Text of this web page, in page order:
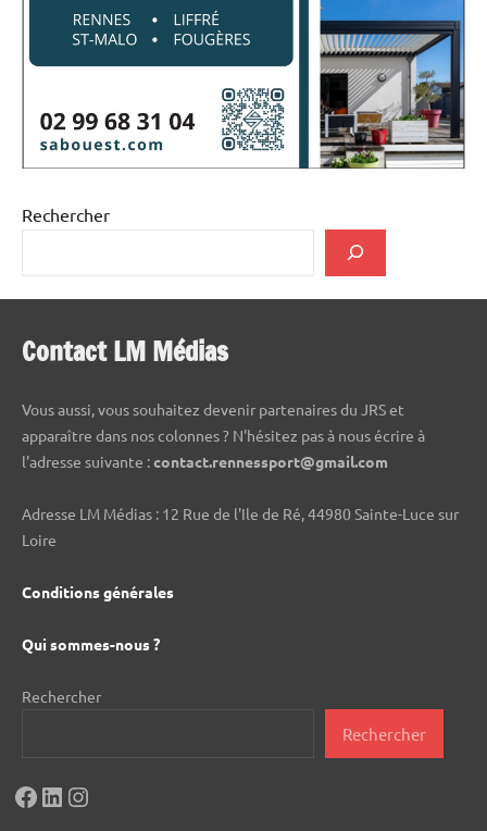
Rechercher
Contact LM Médias
Vous aussi, vous souhaitez devenir partenaires du JRS et
apparaître dans nos colonnes ? N'hésitez pas à nous écrire à
l'adresse suivante :contact.rennessport@gmail.com
Adresse LM Médias : 12 Rue de l'Ile de Ré, 44980 Sainte-Luce sur
Loire
Conditions générales
Qui sommes-nous ?
Rechercher
Rechercher
Facebook
LinkedIn
Instagram